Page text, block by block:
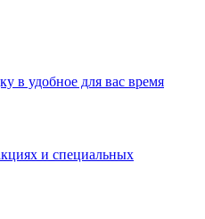
в удобное для вас время
и специальных